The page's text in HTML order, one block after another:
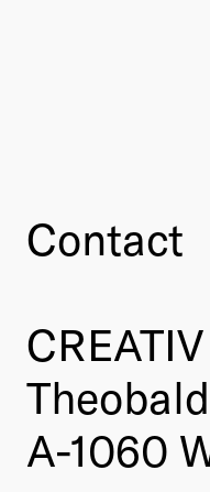
Contact
A-1060